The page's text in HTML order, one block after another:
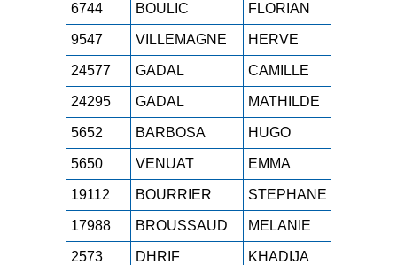
6744 BOULIC FLORIAN
9547 VILLEMAGNE HERVE
24577 GADAL CAMILLE
24295 GADAL MATHILDE
5652 BARBOSA HUGO
5650 VENUAT EMMA
19112 BOURRIER STEPHANE
17988 BROUSSAUD MELANIE
2573 DHRIF KHADIJA